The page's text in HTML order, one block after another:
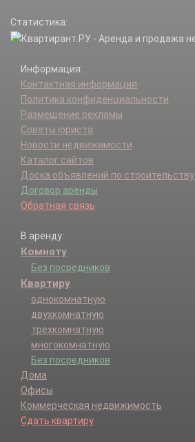
Статистика:
Информация:
Контактная информация
Политика конфиденциальности
Размещение рекламы
Советы юриста
Новости недвижимости
Каталог сайтов
Доска объявлений по строительству
Договор аренды
Обратная связь
В аренду:
Комнату
Без посредников
Квартиру
однокомнатную
двухкомнатную
трехкомнатную
многокомнатную
Без посредников
Дома
Офисы
Коммерческая недвижимость
Сдать квартиру